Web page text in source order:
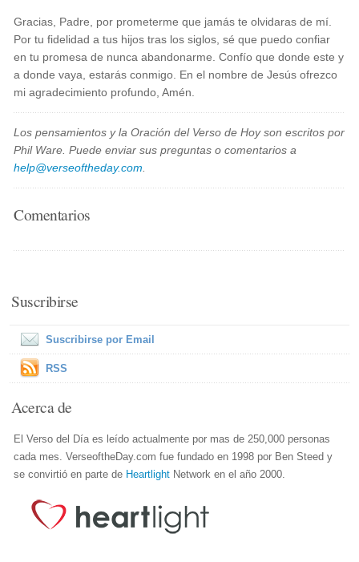
Gracias, Padre, por prometerme que jamás te olvidaras de mí.
Por tu fidelidad a tus hijos tras los siglos, sé que puedo confiar
en tu promesa de nunca abandonarme. Confío que donde este y
a donde vaya, estarás conmigo. En el nombre de Jesús ofrezco
mi agradecimiento profundo, Amén.
Los pensamientos y la Oración del Verso de Hoy son escritos por
Phil Ware. Puede enviar sus preguntas o comentarios a
help@verseoftheday.com
Comentarios
Suscribirse
Suscribirse por Email
RSS
Acerca de
El Verso del Día es leído actualmente por mas de 250,000 personas
cada mes. VerseoftheDay.com fue fundado en 1998 por Ben Steed y
se convirtió en parte de Heartlight Network en el año 2000.